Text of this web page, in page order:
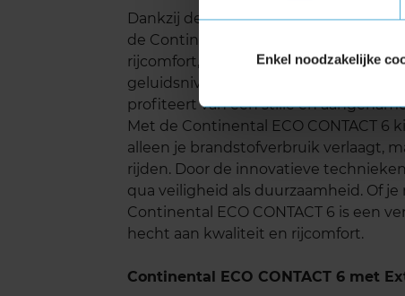
Enkel noodzakelijke
Dankzij de geoptimaliseerde
de Continental ECO CONTACT 6 een
rijcomfort, vooral op lange ritten.
geluidsniveau zowel in de stad als
profiteert van een stille en
Met de Continental ECO CONTACT
alleen je brandstofverbruik verlaagt,
rijden. Door de innovatieve
qua veiligheid als duurzaamheid. Of
Continental ECO CONTACT 6 is een
hecht aan kwaliteit en rijcomfort.
Continental ECO CONTACT 6 met